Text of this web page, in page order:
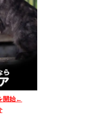
開始←